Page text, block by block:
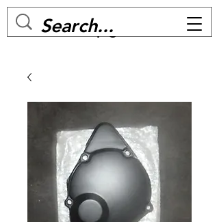
MC BIKE Perpignan